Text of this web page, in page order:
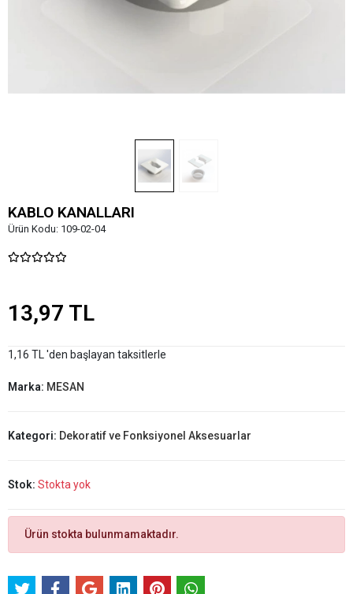
KABLO KANALLARI
Ürün Kodu: 109-02-04
13,97 TL
1,16 TL 'den başlayan taksitlerle
Marka: MESAN
Kategori: Dekoratif ve Fonksiyonel Aksesuarlar
Stok: Stokta yok
Ürün stokta bulunmamaktadır.